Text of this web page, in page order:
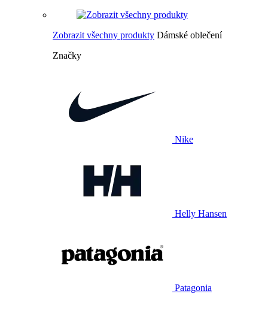
Zobrazit všechny produkty Dámské oblečení
Značky
Nike
Helly Hansen
Patagonia